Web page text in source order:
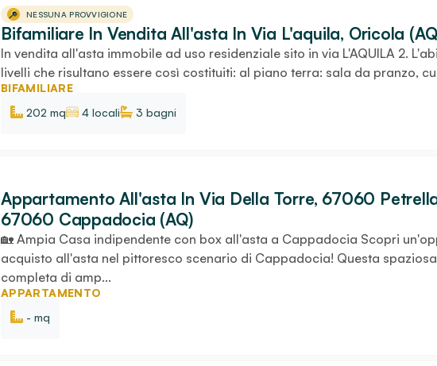
NESSUNA PROVVIGIONE
Bifamiliare In Vendita All'asta In Via L'aquila, Oricola
In vendita all'asta immobile ad uso residenziale sito in via L'AQUILA 2.
livelli che risultano essere così costituiti: al piano terra: sala da pranzo,
BIFAMILIARE
202 mq
4 locali 3 bagni
Appartamento All'asta In Via Della Torre, 67060
67060 Cappadocia (AQ)
🏡 Ampia Casa indipendente con box all'asta a Cappadocia Scopri
acquisto all'asta nel pittoresco scenario di Cappadocia! Questa
completa di amp...
APPARTAMENTO
- mq